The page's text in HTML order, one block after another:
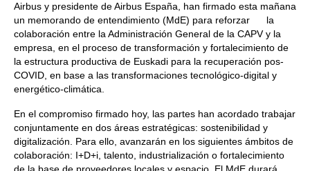
Airbus y presidente de Airbus España, han firmado esta mañana
un memorando de entendimiento (MdE) para reforzar la
colaboración entre la Administración General de la CAPV y la
empresa, en el proceso de transformación y fortalecimiento de
la estructura productiva de Euskadi para la recuperación pos-
COVID, en base a las transformaciones tecnológico-digital y
energético-climática.
En el compromiso firmado hoy, las partes han acordado trabajar
conjuntamente en dos áreas estratégicas: sostenibilidad y
digitalización. Para ello, avanzarán en los siguientes ámbitos de
colaboración: I+D+i, talento, industrialización o fortalecimiento